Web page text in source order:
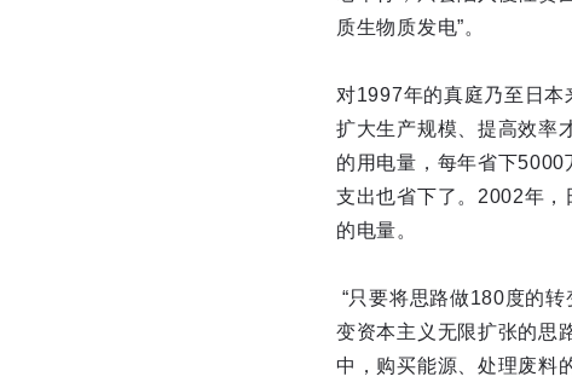
质生物质发电”。
对1997年的真庭乃至日本
扩大生产规模、提高效率
的用电量，每年省下
支出也省下了。2002年，
的电量。
“只要将思路做180度的
变资本主义无限扩张的思
中，购买能源、处理废料